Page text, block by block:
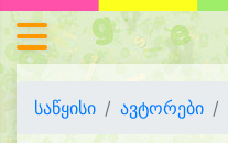
საწყისი ავტორები